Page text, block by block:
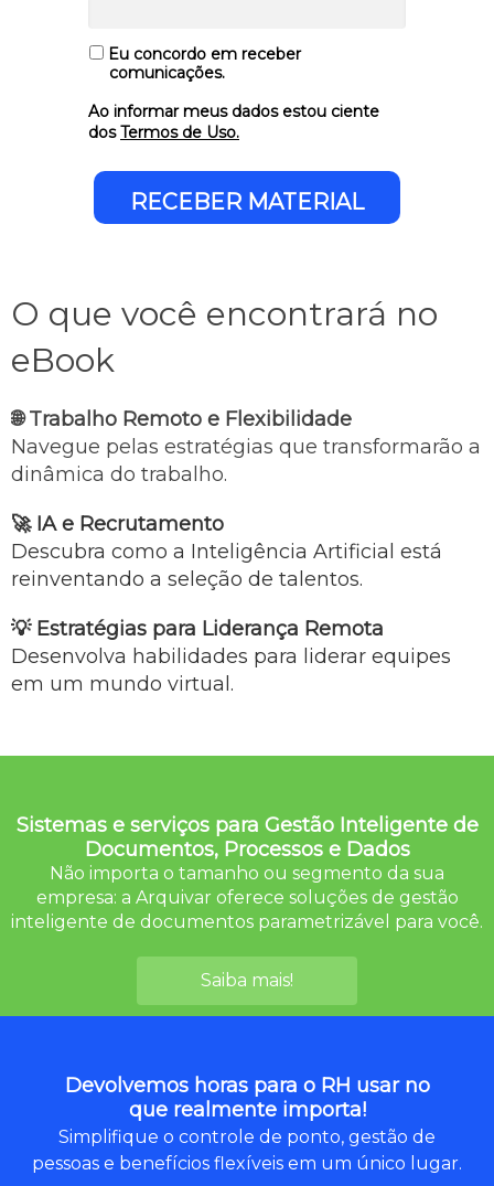
Eu concordo em receber
comunicações.
Ao informar meus dados estou ciente
dosTermos de Uso.
RECEBER MATERIAL
O que você encontrará no
eBook
🌐 Trabalho Remoto e Flexibilidade
Navegue pelas estratégias que transformarão a
dinâmica do trabalho.
🚀 IA e Recrutamento
Descubra como a Inteligência Artificial está
reinventando a seleção de talentos.
💡 Estratégias para Liderança Remota
Desenvolva habilidades para liderar equipes
em um mundo virtual.
Sistemas e serviços para Gestão Inteligente de
Documentos, Processos e Dados
Não importa o tamanho ou segmento da sua
empresa: a Arquivar oferece soluções de gestão
inteligente de documentos parametrizável para você.
Saiba mais!
Devolvemos horas para o RH usar no
que realmente importa!
Simplifique o controle de ponto, gestão de
pessoas e benefícios flexíveis em um único lugar.